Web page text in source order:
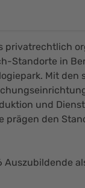
privatrechtlich
Standorte in
Mit
und
den